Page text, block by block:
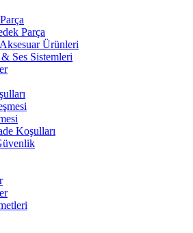
Parça
Ürünleri
Ses Sistemleri
Koşulları